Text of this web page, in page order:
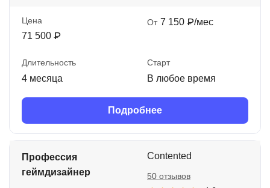
Цена
71 500 ₽
От 7 150 ₽/мес
Длительность
4 месяца
Старт
В любое время
Подробнее
Профессия
геймдизайнер
Contented
50 отзывов